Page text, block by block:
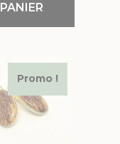
PANIER
Promo !